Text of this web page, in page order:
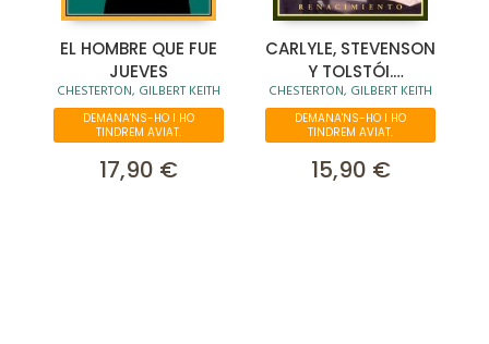
EL HOMBRE QUE FUE
JUEVES
CHESTERTON, GILBERT KEITH
DEMANA'NS-HO I HO
TINDREM AVIAT.
17,90 €
CARLYLE, STEVENSON
Y TOLSTÓI.
BIOGRAFÍAS
ILUSTRADAS
CHESTERTON, GILBERT KEITH
DEMANA'NS-HO I HO
TINDREM AVIAT.
15,90 €